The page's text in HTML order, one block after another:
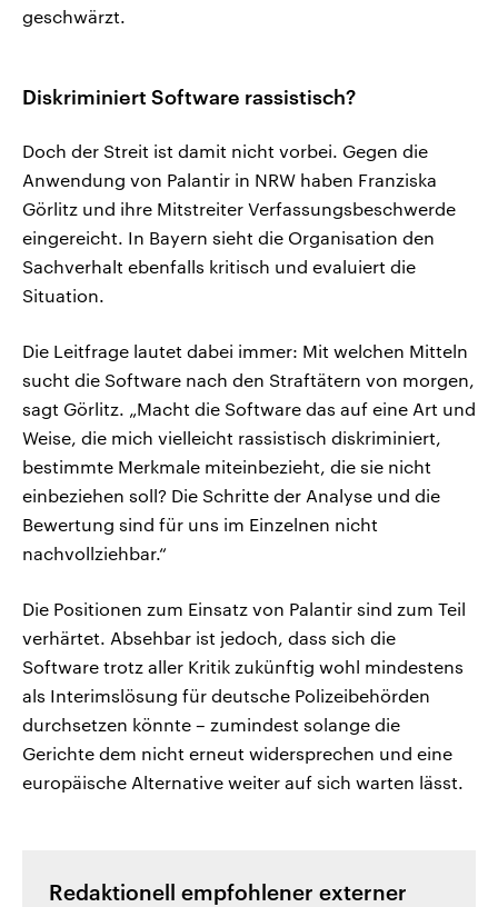
geschwärzt.
Diskriminiert Software rassistisch?
Doch der Streit ist damit nicht vorbei. Gegen die
Anwendung von Palantir in NRW haben Franziska
Görlitz und ihre Mitstreiter Verfassungsbeschwerde
eingereicht. In Bayern sieht die Organisation den
Sachverhalt ebenfalls kritisch und evaluiert die
Situation.
Die Leitfrage lautet dabei immer: Mit welchen Mitteln
sucht die Software nach den Straftätern von morgen,
sagt Görlitz. „Macht die Software das auf eine Art und
Weise, die mich vielleicht rassistisch diskriminiert,
bestimmte Merkmale miteinbezieht, die sie nicht
einbeziehen soll? Die Schritte der Analyse und die
Bewertung sind für uns im Einzelnen nicht
nachvollziehbar.“
Die Positionen zum Einsatz von Palantir sind zum Teil
verhärtet. Absehbar ist jedoch, dass sich die
Software trotz aller Kritik zukünftig wohl mindestens
als Interimslösung für deutsche Polizeibehörden
durchsetzen könnte – zumindest solange die
Gerichte dem nicht erneut widersprechen und eine
europäische Alternative weiter auf sich warten lässt.
Redaktionell empfohlener externer